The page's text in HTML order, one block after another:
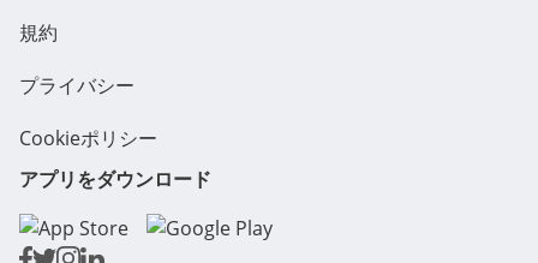
規約
プライバシー
Cookieポリシー
アプリをダウンロード